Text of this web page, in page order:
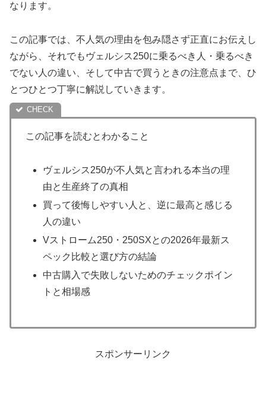
なります。
この記事では、不人気の理由を包み隠さず正直にお伝えし
ながら、それでもヴェルシス250に乗るべき人・乗るべき
でない人の違い、そして中古で買うときの注意点まで、ひ
とつひとつ丁寧に解説していきます。
この記事を読むとわかること
ヴェルシス250が不人気と言われる本当の理
由と生産終了の真相
買って後悔しやすい人と、逆に最高と感じる
人の違い
Vストローム250・250SXとの2026年最新ス
ペック比較と選び方の結論
中古購入で失敗しないためのチェックポイン
トと相場感
スポンサーリンク